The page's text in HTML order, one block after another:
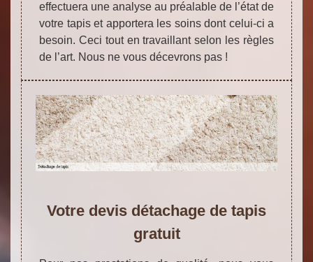
effectuera une analyse au préalable de l’état de
votre tapis et apportera les soins dont celui-ci a
besoin. Ceci tout en travaillant selon les règles
de l’art. Nous ne vous décevrons pas !
Votre devis détachage de tapis
gratuit